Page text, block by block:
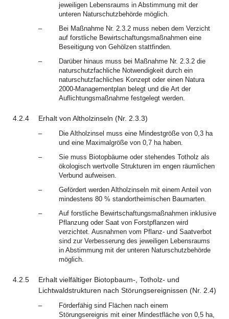
jeweiligen Lebensraums in Abstimmung mit der
unteren Naturschutzbehörde möglich.
–
Bei Maßnahme Nr. 2.3.2 muss neben dem Verzicht
auf forstliche Bewirtschaftungsmaßnahmen eine
Beseitigung von Gehölzen stattfinden.
–
Darüber hinaus muss bei Maßnahme Nr. 2.3.2 die
naturschutzfachliche Notwendigkeit durch ein
naturschutzfachliches Konzept oder einen Natura
2000-Managementplan belegt und die Art der
Auflichtungsmaßnahme festgelegt werden.
4.2.4 Erhalt von Altholzinseln (Nr. 2.3.3)
–
Die Altholzinsel muss eine Mindestgröße von 0,3 ha
und eine Maximalgröße von 0,7 ha haben.
–
Sie muss Biotopbäume oder stehendes Totholz als
ökologisch wertvolle Strukturen im engen räumlichen
Verbund aufweisen.
–
Gefördert werden Altholzinseln mit einem Anteil von
mindestens 80 % standortheimischen Baumarten.
–
Auf forstliche Bewirtschaftungsmaßnahmen inklusive
Pflanzung oder Saat von Forstpflanzen wird
verzichtet. Ausnahmen vom Pflanz- und Saatverbot
sind zur Verbesserung des jeweiligen Lebensraums
in Abstimmung mit der unteren Naturschutzbehörde
möglich.
4.2.5
Erhalt vielfältiger Biotopbaum-, Totholz- und
Lichtwaldstrukturen nach Störungsereignissen (Nr. 2.4)
–
Förderfähig sind Flächen nach einem
Störungsereignis mit einer Mindestfläche von 0,5 ha,